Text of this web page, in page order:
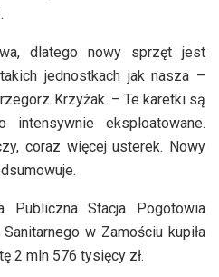
dlatego nowy sprzęt jest
jednostkach jak nasza –
Krzyżak. – Te karetki są
eksploatowane.
coraz więcej usterek. Nowy
Publiczna Stacja Pogotowia
w Zamościu kupiła
2 mln 576 tysięcy zł.